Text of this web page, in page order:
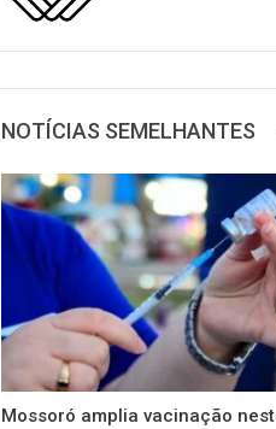
NOTÍCIAS SEMELHANTES
Mossoró amplia vacinação